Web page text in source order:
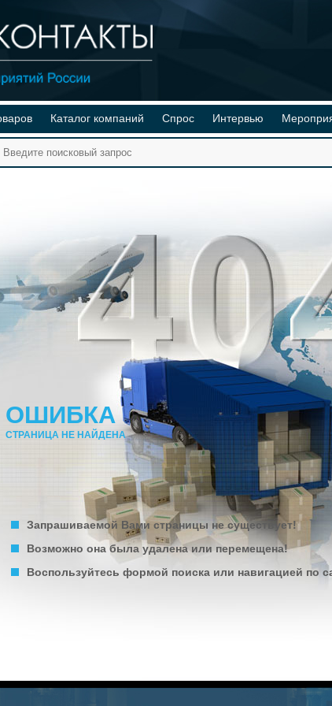
Каталог компаний Спрос Интервью
ОШИБКА
СТРАНИЦА НЕ НАЙДЕНА
Запрашиваемой Вами страницы не существует!
Возможно она была удалена или перемещена!
Воспользуйтесь формой поиска или навигацией по